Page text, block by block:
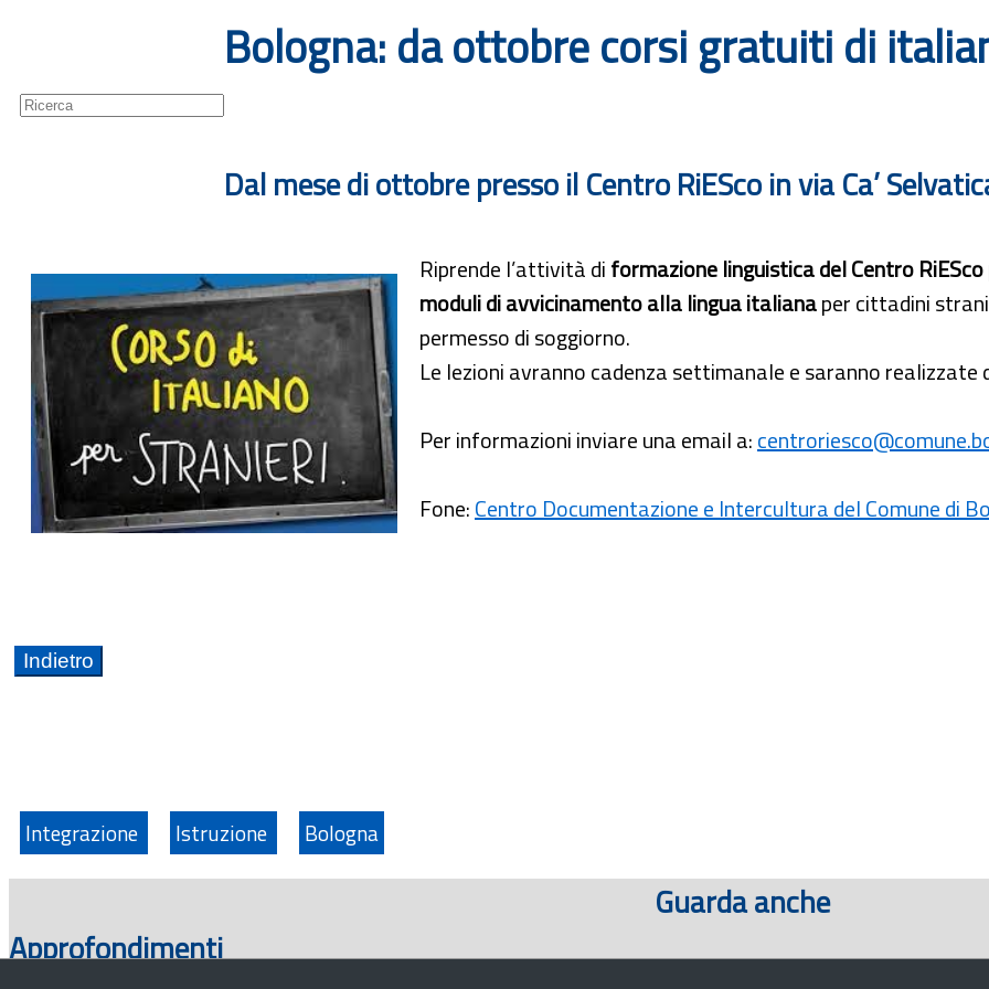
Bologna: da ottobre corsi gratuiti di
Dal mese di ottobre presso il Centro RiESco in via Ca’
Riprende l’attività diformazione linguistica del Centro
moduli di avvicinamento alla lingua italianaper cittadini
permesso di soggiorno.
Le lezioni avranno cadenza settimanale e saranno realizzate
Per informazioni inviare una email a:
Fone:Centro Documentazione e Intercultura del Comune di
Integrazione Istruzione Bologna
Guarda anche
Approfondimenti